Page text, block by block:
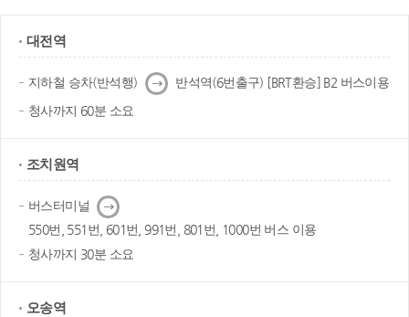
대전역
지하철 승차(반석행) 다
음
반석역(6번출구) [BRT환승] B2 버스이용
청사까지 60분 소요
조치원역
버스터미널 다
음
550번, 551번, 601번, 991번, 801번, 1000번 버스 이용
청사까지 30분 소요
오송역